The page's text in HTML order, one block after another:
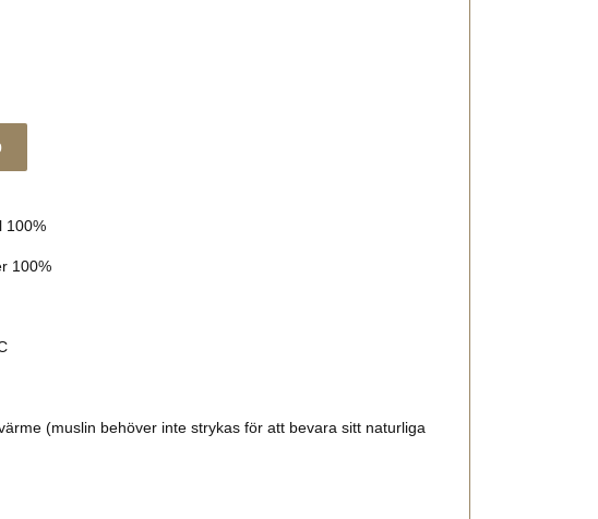
100%
100%
(muslin behöver inte strykas för att bevara sitt naturliga